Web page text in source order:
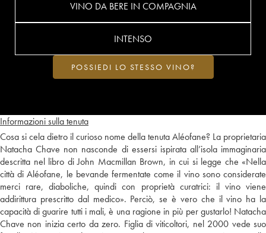
Informazioni sulla tenuta
Cosa si cela dietro il curioso nome della tenuta Aléofane? La proprietaria
Natacha Chave non nasconde di essersi ispirata all’isola immaginaria
descritta nel libro di John Macmillan Brown, in cui si legge che «Nella
città di Aléofane, le bevande fermentate come il vino sono considerate
merci rare, diaboliche, quindi con proprietà curatrici: il vino viene
addirittura prescritto dal medico». Perciò, se è vero che il vino ha la
capacità di guarire tutti i mali, è una ragione in più per gustarlo! Natacha
Chave non inizia certo da zero. Figlia di viticoltori, nel 2000 vede suo
VINO DA BERE IN COMPAGNIA
INTENSO
POSSIEDI LO STESSO VINO?